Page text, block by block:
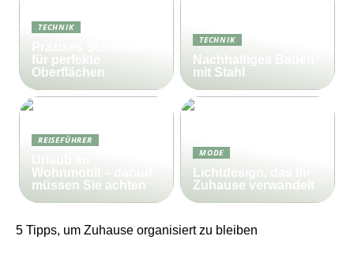
TECHNIK
für perfekte
Oberflächen
TECHNIK
Nachhaltiges Bauen
mit Stahl
REISEFÜHRER
Wohnmobil – darauf
müssen Sie achten
MODE
Lichtdesign, das Ihr
Zuhause verwandelt
5 Tipps, um Zuhause organisiert zu bleiben